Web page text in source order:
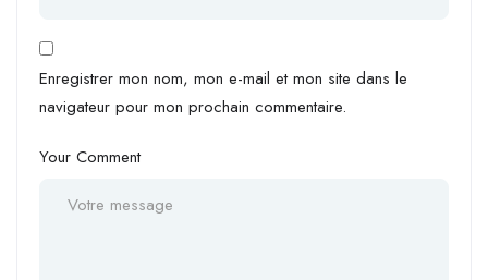
Enregistrer mon nom, mon e-mail et mon site dans le
navigateur pour mon prochain commentaire.
Your Comment